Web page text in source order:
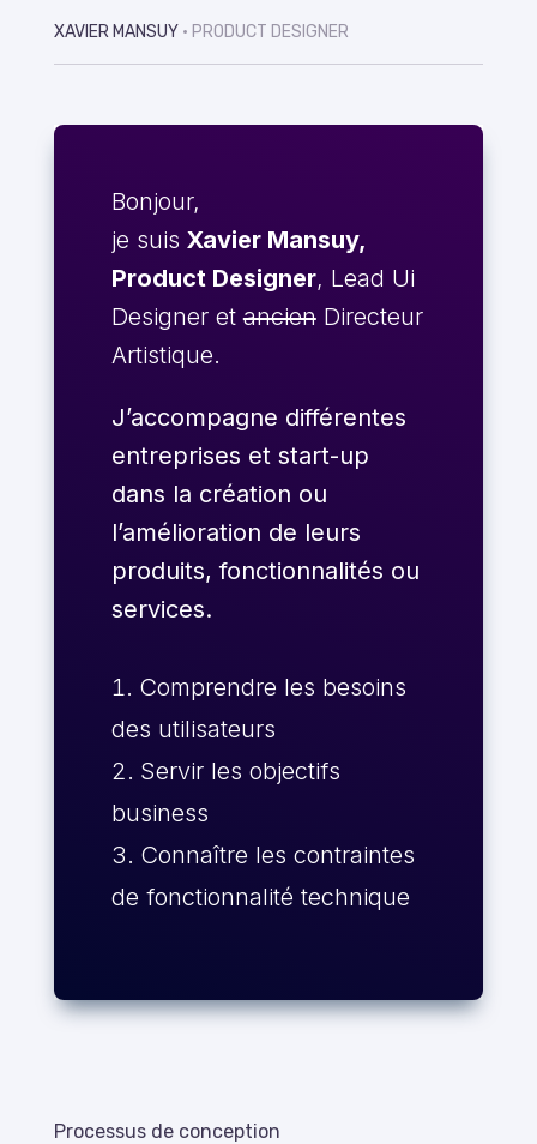
XAVIER MANSUY • PRODUCT DESIGNER
Bonjour,
je suis Xavier Mansuy,
Product Designer, Lead Ui
Designer etancienDirecteur
Artistique.
J’accompagne différentes
entreprises et start-up
dans la création ou
l’amélioration de leurs
produits, fonctionnalités ou
services.
Comprendre les besoins
des utilisateurs
Servir les objectifs
business
Connaître les contraintes
de fonctionnalité technique
Processus de conception